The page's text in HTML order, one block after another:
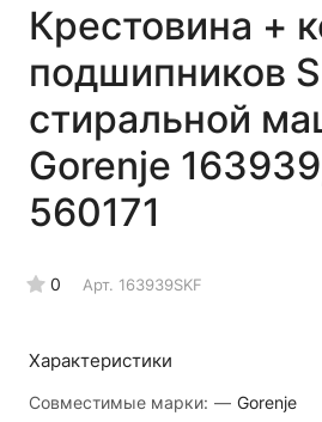
Крестовина +
подшипников
стиральной
Gorenje
560171
0 Арт. 163939SKF
Характеристики
Совместимые марки: — Gorenje